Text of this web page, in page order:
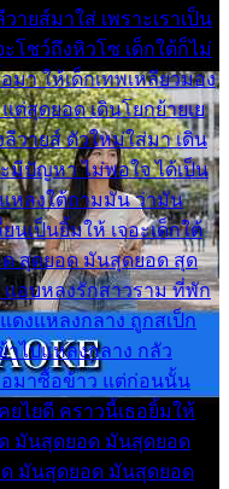
ายส์มาใส่ เพราะเราเป็น
ะโชว์ถึงหิวโซ เด็กใต้ก็ไม่
า ให้เด็กเทพเหลียวมอง
ต่สุดยอด เดินโยกย้ายเย
วายส์ ตัวใหม่ใส่มา เดิน
มีปัญหา ไม่พอใจ ได้เป็น
หลงใต้ถามมัน ว่ามัน
เป็นยิ้มให้ เจอะเด็กใต้
สุดยอด มันสุดยอด สุด
อบหลงรักสาวราม ที่พัก
ดงแหลงกลาง ถูกสเป็ก
าไปแหลงกลาง กลัว
อมาซื้อข้าว แต่ก่อนนั้น
ยไยดี คราวนี้เธอยิ้มให้
มันสุดยอด มันสุดยอด
มันสุดยอด มันสุดยอด